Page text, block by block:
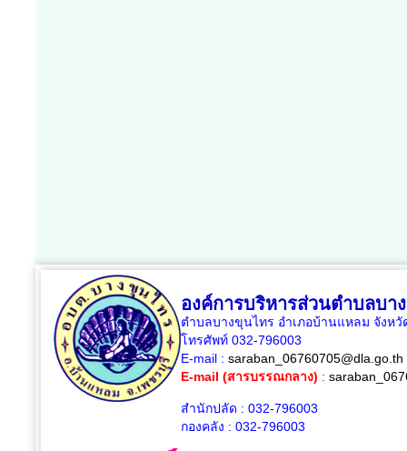
องค์การบริหารส่วนตำบลบา
ตำบลบางขุนไทร อำเภอบ้านแหลม จังหวั
โทรศัพท์ 032-796003
E-mail : saraban_06760705@dla.go.th
E-mail (สารบรรณกลาง) :
สำนักปลัด : 032-796003
กองคลัง : 032-796003